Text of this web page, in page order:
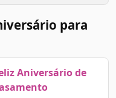
para
Aniversário de